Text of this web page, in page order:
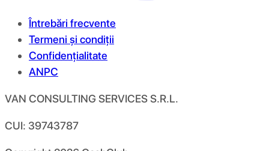
Întrebări frecvente
Termeni și condiții
Confidențialitate
ANPC
VAN CONSULTING SERVICES S.R.L.
CUI: 39743787